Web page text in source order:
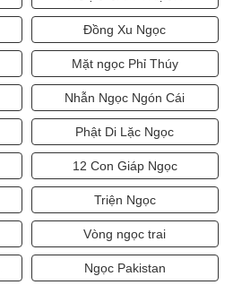
Đồng Xu Ngọc
Mặt ngọc Phỉ Thúy
Nhẫn Ngọc Ngón Cái
Phật Di Lặc Ngọc
12 Con Giáp Ngọc
Triện Ngọc
Vòng ngọc trai
Ngọc Pakistan